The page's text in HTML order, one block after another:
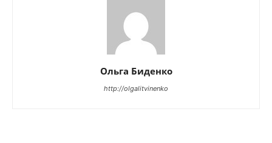
Ольга Биденко
http://olgalitvinenko